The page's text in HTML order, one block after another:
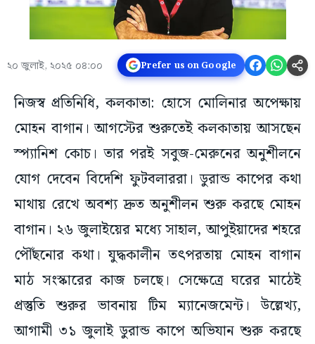
২০ জুলাই, ২০২৫ ০৪:০০ Prefer us on Google
নিজস্ব প্রতিনিধি, কলকাতা: হোসে মোলিনার অপেক্ষায়
মোহন বাগান। আগস্টের শুরুতেই কলকাতায় আসছেন
স্প্যানিশ কোচ। তার পরই সবুজ-মেরুনের অনুশীলনে
যোগ দেবেন বিদেশি ফুটবলাররা। ডুরান্ড কাপের কথা
মাথায় রেখে অবশ্য দ্রুত অনুশীলন শুরু করছে মোহন
বাগান। ২৬ জুলাইয়ের মধ্যে সাহাল, আপুইয়াদের শহরে
পৌঁছনোর কথা। যুদ্ধকালীন তৎপরতায় মোহন বাগান
মাঠ সংস্কারের কাজ চলছে। সেক্ষেত্রে ঘরের মাঠেই
প্রস্তুতি শুরুর ভাবনায় টিম ম্যানেজমেন্ট। উল্লেখ্য,
আগামী ৩১ জুলাই ডুরান্ড কাপে অভিযান শুরু করছে